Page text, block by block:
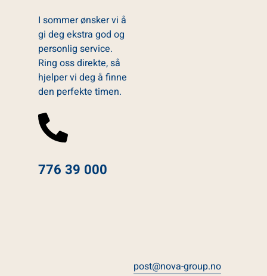
I sommer ønsker vi å
gi deg ekstra god og
personlig service.
Ring oss direkte, så
hjelper vi deg å finne
den perfekte timen.
776 39 000
post@nova-group.no